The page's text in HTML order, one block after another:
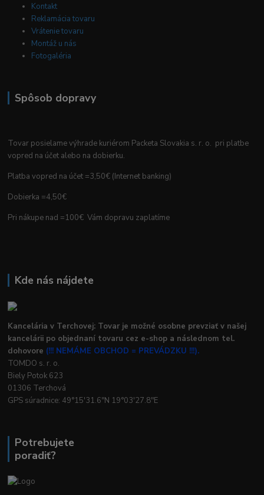
Kontakt
Reklamácia tovaru
Vrátenie tovaru
Montáž u nás
Fotogaléria
Spôsob dopravy
Tovar posielame výhrade kuriérom Packeta Slovakia s. r. o. pri platbe
vopred na účet alebo na dobierku.
Platba vopred na účet =3,50€ (Internet banking)
Dobierka =4,50€
Pri nákupe nad =100€ Vám dopravu zaplatíme
Kde nás nájdete
Kancelária v Terchovej: Tovar je možné osobne prevziať v našej
kancelárii po objednaní tovaru cez e-shop a následnom tel.
dohovore (!!! NEMÁME OBCHOD = PREVÁDZKU !!!).
TOMDO s. r. o.
Biely Potok 623
01306 Terchová
GPS súradnice: 49°15'31.6"N 19°03'27.8"E
Potrebujete
poradiť?